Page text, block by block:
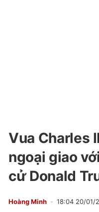
Vua Charles
ngoại giao
cử Donald
Hoàng Minh 18:04 20/01/